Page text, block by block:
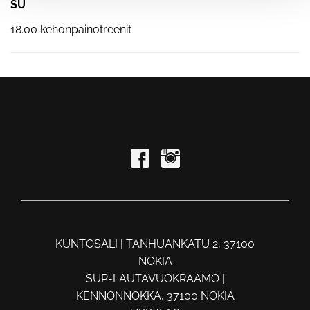
SU
18.00 kehonpainotreenit
KUNTOSALI | TANHUANKATU 2, 37100
NOKIA
SUP-LAUTAVUOKRAAMO |
KENNONNOKKA, 37100 NOKIA